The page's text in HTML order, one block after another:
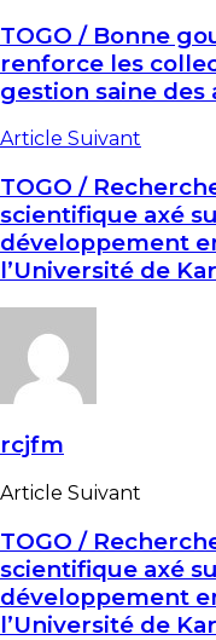
TOGO / Bonne
renforce les
gestion saine
Article Suivant
TOGO /
scientifique axé
développement
l’Université de
rcjfm
Article Suivant
TOGO /
scientifique axé
développement
l’Université de